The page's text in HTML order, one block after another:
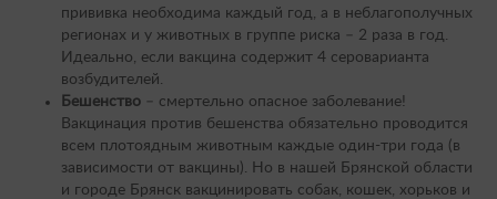
прививка необходима каждый год, а в неблагополучных
регионах и у животных в группе риска – 2 раза в год.
Идеально, если вакцина содержит 4 сероварианта
возбудителей.
Бешенство – смертельно опасное заболевание!
Вакцинация против бешенства обязательно проводится
всем плотоядным животным каждые один-три года (в
зависимости от вакцины). Но в нашей Брянской области
и городе Брянск вакцинировать собак, кошек, хорьков и